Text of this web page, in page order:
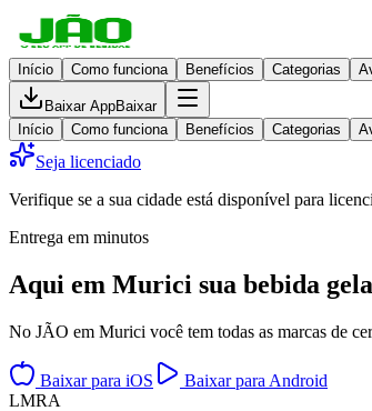
Início Como funciona Benefícios Categorias
Baixar AppBaixar
Início
Como funciona Benefícios Categorias
Seja licenciado
Verifique se a sua cidade está disponível para
Entrega em minutos
Aqui em Murici sua bebida
No JÃO em Murici você tem todas as marcas de
Baixar para iOS
Baixar para Android
LMRA